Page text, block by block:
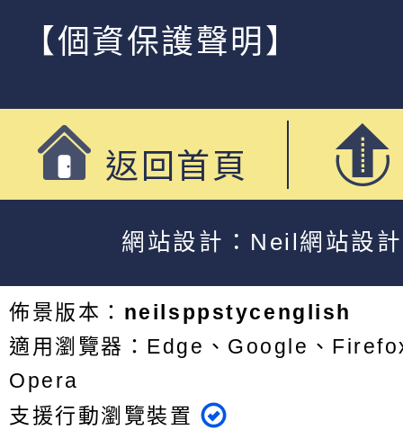
【個資保護聲明】
返回首頁
網站設計：Neil網站設
佈景版本： neilsppstycenglish
適用瀏覽器：Edge、Google、
Opera
支援行動瀏覽裝置